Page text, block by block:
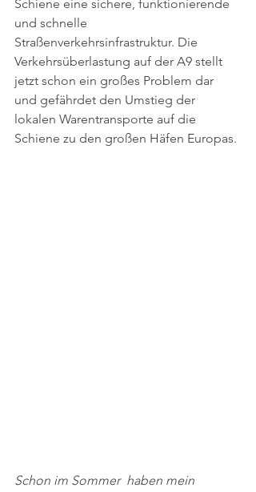
Schiene eine sichere, funktionierende
und schnelle
Straßenverkehrsinfrastruktur. Die
Verkehrsüberlastung auf der A9 stellt
jetzt schon ein großes Problem dar
und gefährdet den Umstieg der
lokalen Warentransporte auf die
Schiene zu den großen Häfen Europas.
Schon im Sommer  haben mein